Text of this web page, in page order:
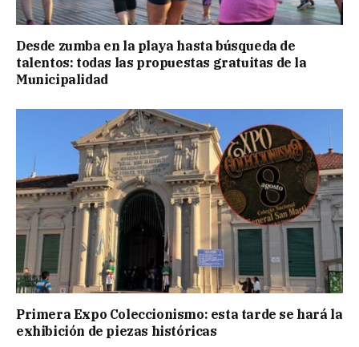
Desde zumba en la playa hasta búsqueda de
talentos: todas las propuestas gratuitas de la
Municipalidad
Primera Expo Coleccionismo: esta tarde se hará la
exhibición de piezas históricas